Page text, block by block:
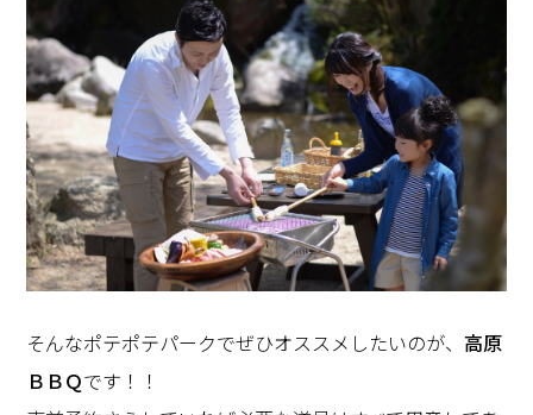
そんなポテポテパークでぜひオススメしたいのが、高原
ＢＢＱです！！